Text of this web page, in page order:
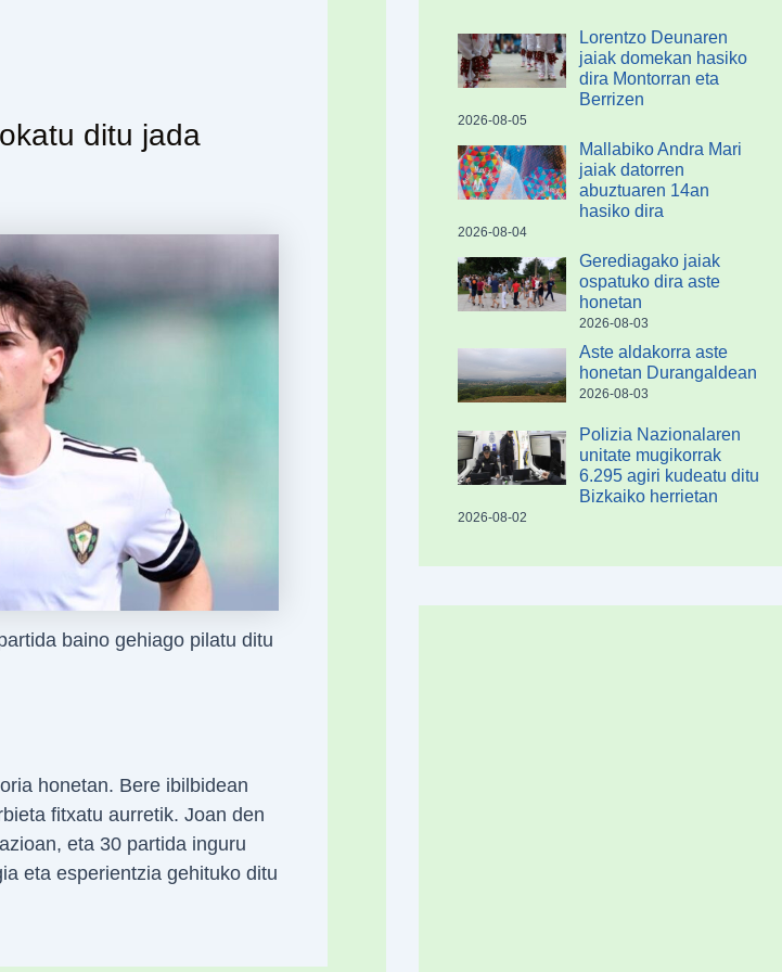
ditu jada
baino gehiago pilatu ditu
honetan. Bere ibilbidean
fitxatu aurretik. Joan den
eta 30 partida inguru
eta esperientzia gehituko ditu
Lorentzo Deunaren
jaiak domekan hasiko
dira Montorran eta
Berrizen
2026-08-05
Mallabiko Andra Mari
jaiak datorren
abuztuaren 14an
hasiko dira
2026-08-04
Gerediagako jaiak
ospatuko dira aste
honetan
2026-08-03
Aste aldakorra aste
honetan Durangaldean
2026-08-03
Polizia Nazionalaren
unitate mugikorrak
6.295 agiri kudeatu ditu
Bizkaiko herrietan
2026-08-02